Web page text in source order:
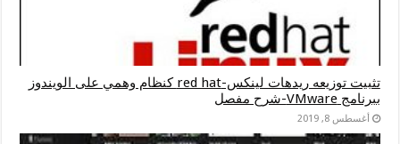
تثبيت توزيعه ريدهات لينكس-red hat كنظام وهمي على الويندوز
ببرنامج VMware-شرح مفصل
أغسطس 8, 2019